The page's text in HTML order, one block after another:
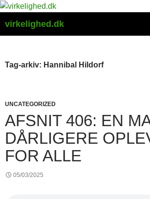
Hop
indhold
virkelighed.dk
Tag-arkiv: Hannibal Hildorf
UNCATEGORIZED
AFSNIT 406: EN
DÅRLIGERE
FOR ALLE
05/03/2025